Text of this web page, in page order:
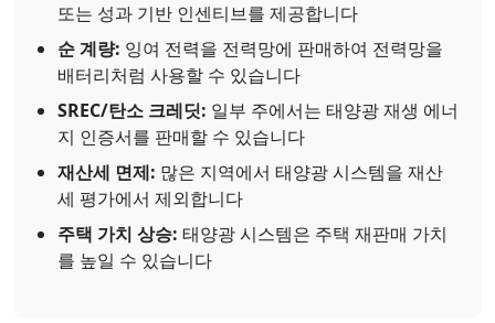
또는 성과 기반 인센티브를 제공합니다
순 계량: 잉여 전력을 전력망에 판매하여 전력망을
배터리처럼 사용할 수 있습니다
SREC/탄소 크레딧: 일부 주에서는 태양광 재생 에너
지 인증서를 판매할 수 있습니다
재산세 면제: 많은 지역에서 태양광 시스템을 재산
세 평가에서 제외합니다
주택 가치 상승: 태양광 시스템은 주택 재판매 가치
를 높일 수 있습니다